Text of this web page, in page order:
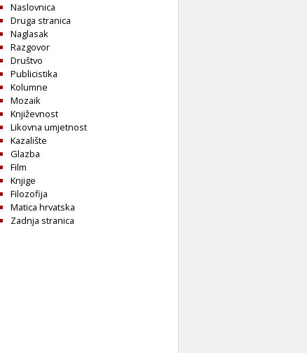
Naslovnica
Druga stranica
Naglasak
Razgovor
Društvo
Publicistika
Kolumne
Mozaik
Književnost
Likovna umjetnost
Kazalište
Glazba
Film
Knjige
Filozofija
Matica hrvatska
Zadnja stranica